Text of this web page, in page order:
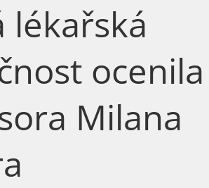
lékařská
ocenila
Milana